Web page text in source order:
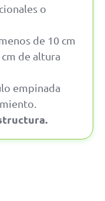
o
de 10 cm
cm de altura
empinada